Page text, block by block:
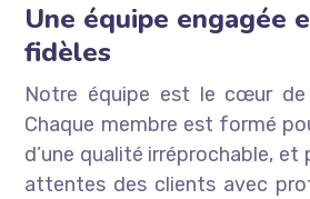
Une équipe engagée
fidèles
Notre équipe est le cœur de
Chaque membre est formé
d’une qualité irréprochable, et
attentes des clients avec